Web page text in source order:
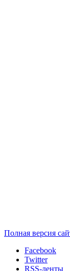
Полная версия
Facebook
Twitter
RSS-ленты